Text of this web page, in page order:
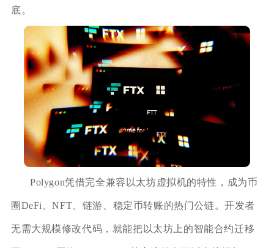
底。
Polygon凭借完全兼容以太坊虚拟机的特性，成为币
圈DeFi、NFT、链游、稳定币转账的热门公链。开发者
无需大规模修改代码，就能把以太坊上的智能合约迁移